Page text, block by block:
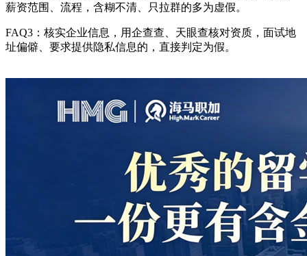
薪资范围、流程，含糊不清、只拉群的多为虚假。
FAQ3：核实企业信息，用企查查、天眼查核对资质，面试地
址偏僻、要求提供隐私信息的，直接判定为假。